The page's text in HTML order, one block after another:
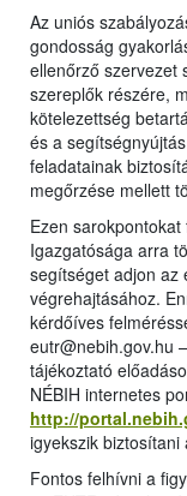
Az uniós
gondosság
ellenőrző szervezet
szereplők részére,
kötelezettség
és a
feladatainak
megőrzése mellett
Ezen
Igazgatósága arra
segítséget adjon az
végrehajtásához.
kérdőíves
eutr@nebih.gov.hu
tájékoztató
NÉBIH internetes
http://
igyekszik
Fontos felhívni a